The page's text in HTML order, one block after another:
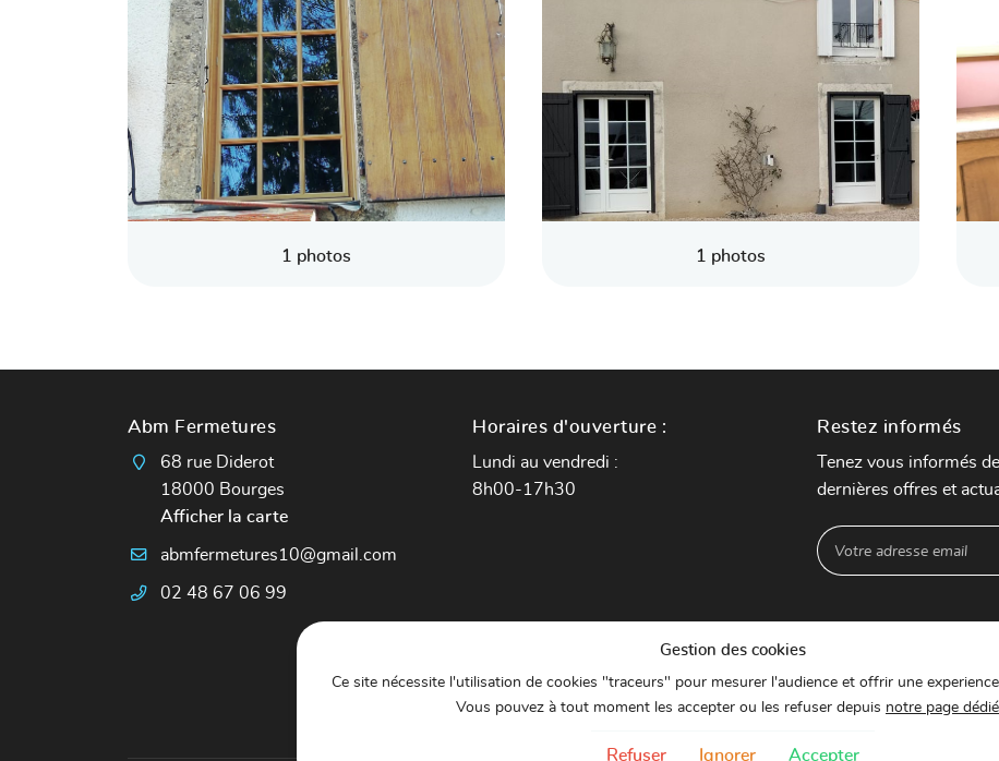
1 photos 1 photos
Abm Fermetures
68 rue Diderot
18000 Bourges
Afficher la carte
02 48 67 06 99
Horaires d'ouverture :
Lundi au vendredi :
8h00-17h30
Restez informés
Tenez vous informés
dernières offres et
Gestion des cookies
Ce site nécessite l'utilisation de cookies "traceurs" pour mesurer l'audience et offrir une
Vous pouvez à tout moment les accepter ou les refuser depuis notre page
Refuser Ignorer Accepter